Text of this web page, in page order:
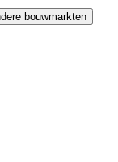
bouwmarkten